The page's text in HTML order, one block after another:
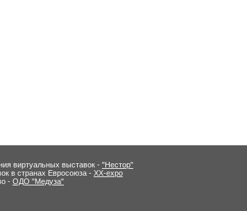
виртуальных выставок - "Нестор"
в странах Евросоюза - XX-expo
- ОДО "Медуза"